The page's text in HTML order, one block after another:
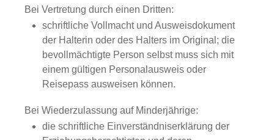
Bei Vertretung durch einen Dritten:
schriftliche Vollmacht und Ausweisdokument
der Halterin oder des Halters im Original; die
bevollmächtigte Person selbst muss sich mit
einem gültigen Personalausweis oder
Reisepass ausweisen können.
Bei Wiederzulassung auf Minderjährige:
die schriftliche Einverständniserklärung der